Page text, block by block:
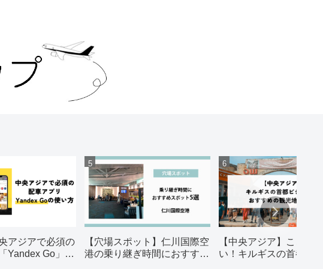
アジアで必須の
Yandex Go」の
【穴場スポット】仁川国際空
港の乗り継ぎ時間におすすめ
【中央アジア】ここは
い！キルギスの首都 ビ